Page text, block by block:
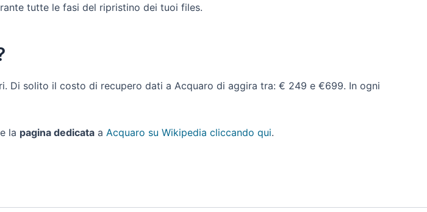
tutte le fasi del ripristino dei tuoi files.
Di solito il costo di recupero dati a Acquaro di aggira tra: € 249 e €699. In ogni
la pagina dedicata a Acquaro su Wikipedia cliccando qui.